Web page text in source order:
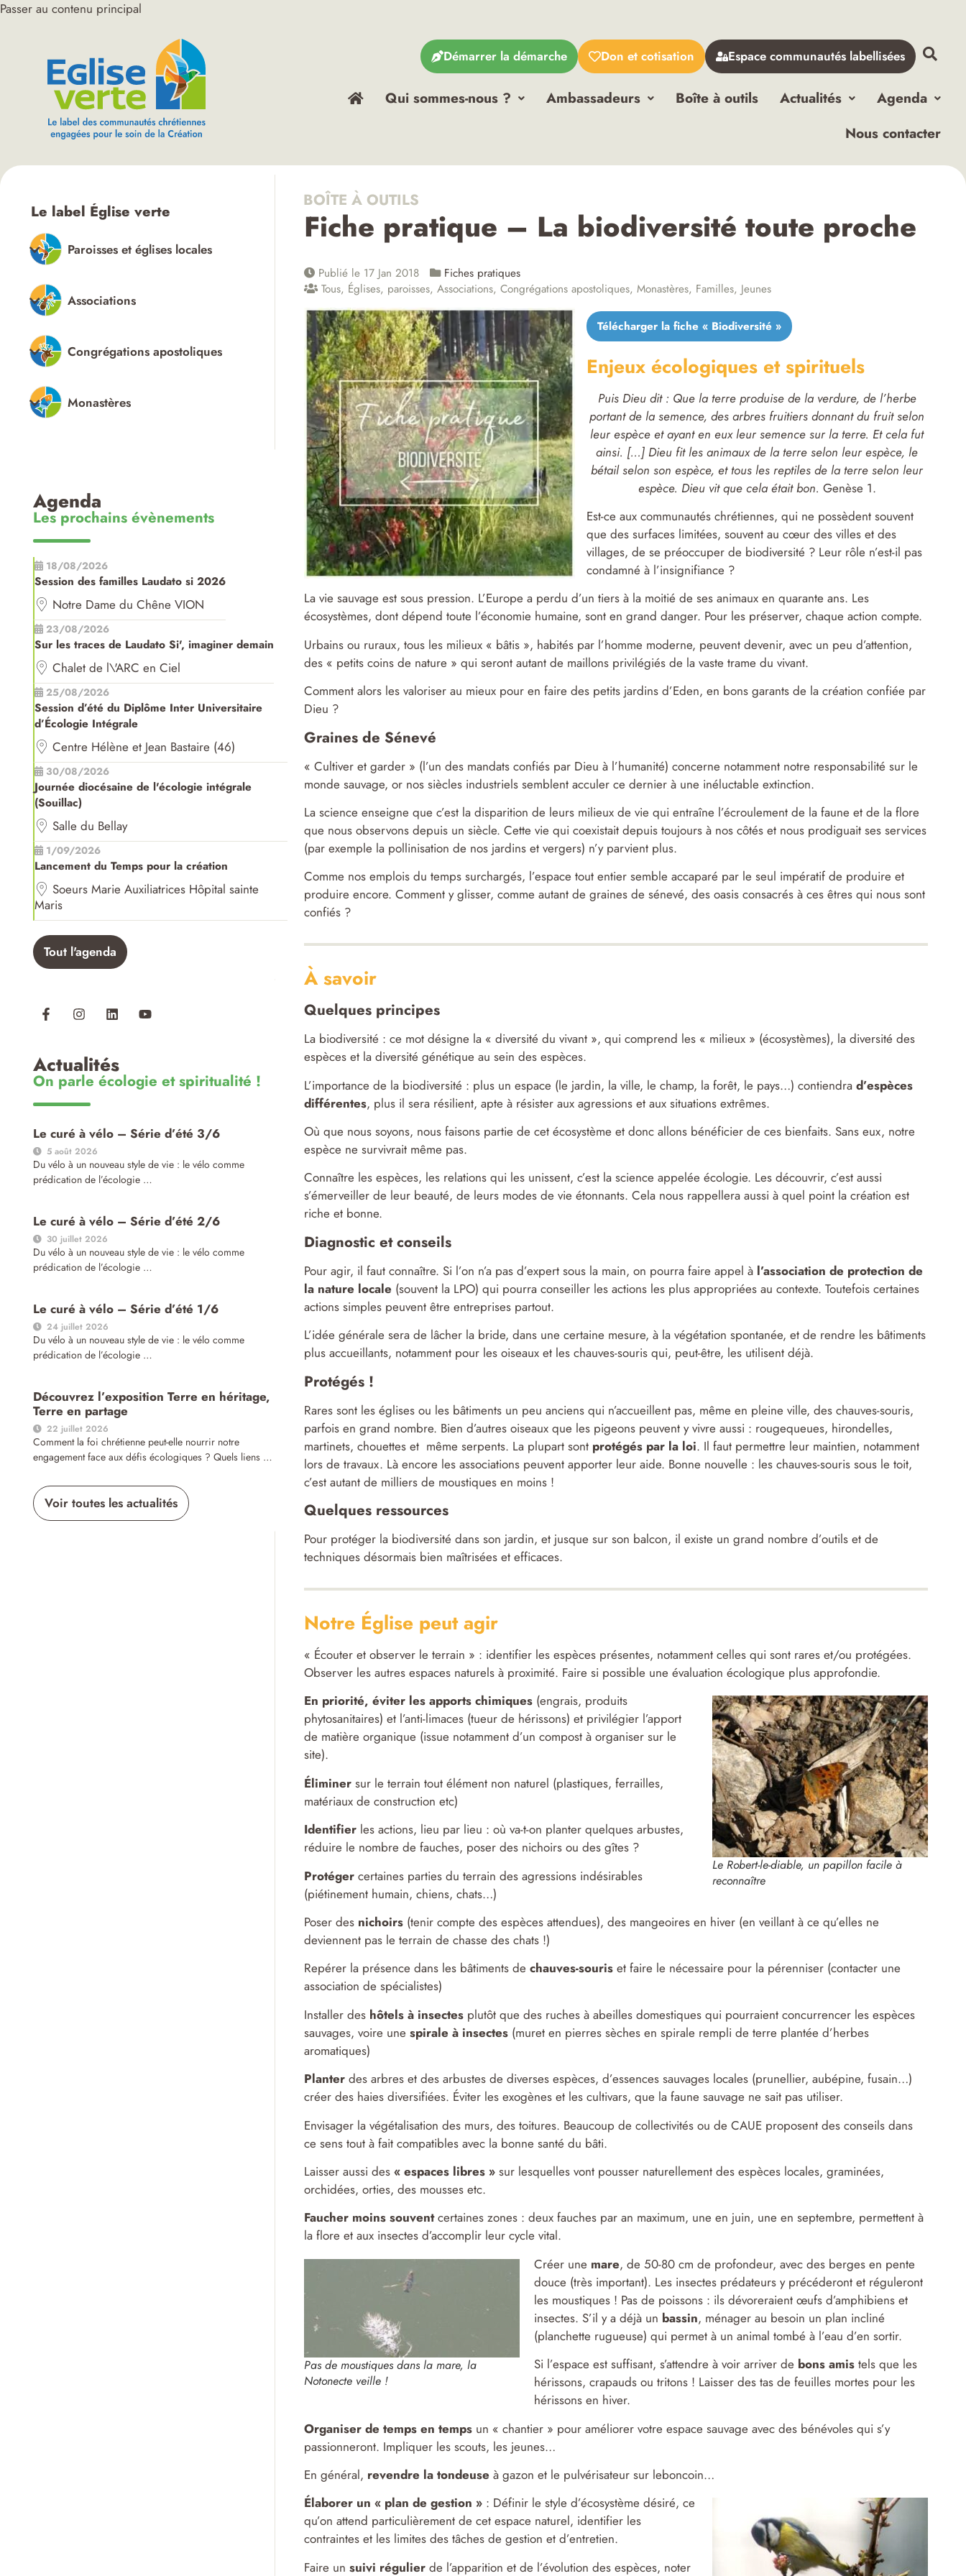
Passer au contenu principal
Démarrer la démarche Don et cotisation Espace communautés labellisées
Qui sommes-nous ? Ambassadeurs Boîte à outils Actualités
Agenda
Nous contacter
Le label Église verte
Paroisses et églises locales
Associations
Congrégations apostoliques
Monastères
Agenda
Les prochains évènements
18/08/2026
Session des familles Laudato si 2026
Notre Dame du Chêne VION
23/08/2026
Sur les traces de Laudato Si', imaginer demain
Chalet de l\'ARC en Ciel
25/08/2026
Session d’été du Diplôme Inter Universitaire
d’Écologie Intégrale
Centre Hélène et Jean Bastaire (46)
30/08/2026
Journée diocésaine de l'écologie intégrale
(Souillac)
Salle du Bellay
1/09/2026
Lancement du Temps pour la création
Soeurs Marie Auxiliatrices Hôpital sainte
Maris
Tout l'agenda
Actualités
On parle écologie et spiritualité !
Le curé à vélo – Série d’été 3/6
5 août 2026
Du vélo à un nouveau style de vie : le vélo comme
prédication de l’écologie …
Le curé à vélo – Série d’été 2/6
30 juillet 2026
Du vélo à un nouveau style de vie : le vélo comme
prédication de l’écologie …
Le curé à vélo – Série d’été 1/6
24 juillet 2026
Du vélo à un nouveau style de vie : le vélo comme
prédication de l’écologie …
Découvrez l’exposition Terre en héritage,
Terre en partage
22 juillet 2026
Comment la foi chrétienne peut-elle nourrir notre
engagement face aux défis écologiques ? Quels liens …
Voir toutes les actualités
BOÎTE À OUTILS
Fiche pratique – La biodiversité toute proche
Publié le 17 Jan 2018
Fiches pratiques
Tous, Églises, paroisses, Associations, Congrégations apostoliques, Monastères, Familles, Jeunes
Télécharger la fiche « Biodiversité »
Enjeux écologiques et spirituels
Puis Dieu dit : Que la terre produise de la verdure, de l’herbe
portant de la semence, des arbres fruitiers donnant du fruit selon
leur espèce et ayant en eux leur semence sur la terre. Et cela fut
ainsi. […] Dieu fit les animaux de la terre selon leur espèce, le
bétail selon son espèce, et tous les reptiles de la terre selon leur
espèce. Dieu vit que cela était bon. Genèse 1.
Est-ce aux communautés chrétiennes, qui ne possèdent souvent
que des surfaces limitées, souvent au cœur des villes et des
villages, de se préoccuper de biodiversité ? Leur rôle n’est-il pas
condamné à l’insignifiance ?
La vie sauvage est sous pression. L’Europe a perdu d’un tiers à la moitié de ses animaux en quarante ans. Les
écosystèmes, dont dépend toute l’économie humaine, sont en grand danger. Pour les préserver, chaque action compte.
Urbains ou ruraux, tous les milieux « bâtis », habités par l’homme moderne, peuvent devenir, avec un peu d’attention,
des « petits coins de nature » qui seront autant de maillons privilégiés de la vaste trame du vivant.
Comment alors les valoriser au mieux pour en faire des petits jardins d’Eden, en bons garants de la création confiée par
Dieu ?
Graines de Sénevé
« Cultiver et garder » (l’un des mandats confiés par Dieu à l’humanité) concerne notamment notre responsabilité sur le
monde sauvage, or nos siècles industriels semblent acculer ce dernier à une inéluctable extinction.
La science enseigne que c’est la disparition de leurs milieux de vie qui entraîne l’écroulement de la faune et de la flore
que nous observons depuis un siècle. Cette vie qui coexistait depuis toujours à nos côtés et nous prodiguait ses services
(par exemple la pollinisation de nos jardins et vergers) n’y parvient plus.
Comme nos emplois du temps surchargés, l’espace tout entier semble accaparé par le seul impératif de produire et
produire encore. Comment y glisser, comme autant de graines de sénevé, des oasis consacrés à ces êtres qui nous sont
confiés ?
À savoir
Quelques principes
La biodiversité : ce mot désigne la « diversité du vivant », qui comprend les « milieux » (écosystèmes), la diversité des
espèces et la diversité génétique au sein des espèces.
L’importance de la biodiversité : plus un espace (le jardin, la ville, le champ, la forêt, le pays…) contiendra d’espèces
différentes, plus il sera résilient, apte à résister aux agressions et aux situations extrêmes.
Où que nous soyons, nous faisons partie de cet écosystème et donc allons bénéficier de ces bienfaits. Sans eux, notre
espèce ne survivrait même pas.
Connaître les espèces, les relations qui les unissent, c’est la science appelée écologie. Les découvrir, c’est aussi
s’émerveiller de leur beauté, de leurs modes de vie étonnants. Cela nous rappellera aussi à quel point la création est
riche et bonne.
Diagnostic et conseils
Pour agir, il faut connaître. Si l’on n’a pas d’expert sous la main, on pourra faire appel à l’association de protection de
la nature locale (souvent la LPO) qui pourra conseiller les actions les plus appropriées au contexte. Toutefois certaines
actions simples peuvent être entreprises partout.
L’idée générale sera de lâcher la bride, dans une certaine mesure, à la végétation spontanée, et de rendre les bâtiments
plus accueillants, notamment pour les oiseaux et les chauves-souris qui, peut-être, les utilisent déjà.
Protégés !
Rares sont les églises ou les bâtiments un peu anciens qui n’accueillent pas, même en pleine ville, des chauves-souris,
parfois en grand nombre. Bien d’autres oiseaux que les pigeons peuvent y vivre aussi : rougequeues, hirondelles,
martinets, chouettes et même serpents. La plupart sont protégés par la loi. Il faut permettre leur maintien, notamment
lors de travaux. Là encore les associations peuvent apporter leur aide. Bonne nouvelle : les chauves-souris sous le toit,
c’est autant de milliers de moustiques en moins !
Quelques ressources
Pour protéger la biodiversité dans son jardin, et jusque sur son balcon, il existe un grand nombre d’outils et de
techniques désormais bien maîtrisées et efficaces.
Notre Église peut agir
« Écouter et observer le terrain » : identifier les espèces présentes, notamment celles qui sont rares et/ou protégées.
Observer les autres espaces naturels à proximité. Faire si possible une évaluation écologique plus approfondie.
Le Robert-le-diable, un papillon facile à
reconnaître
En priorité, éviter les apports chimiques(engrais, produits
phytosanitaires) et l’anti-limaces (tueur de hérissons) et privilégier l’apport
de matière organique (issue notamment d’un compost à organiser sur le
site).
Éliminersur le terrain tout élément non naturel (plastiques, ferrailles,
matériaux de construction etc)
Identifierles actions, lieu par lieu : où va-t-on planter quelques arbustes,
réduire le nombre de fauches, poser des nichoirs ou des gîtes ?
Protégercertaines parties du terrain des agressions indésirables
(piétinement humain, chiens, chats…)
Poser des nichoirs(tenir compte des espèces attendues), des mangeoires en hiver (en veillant à ce qu’elles ne
deviennent pas le terrain de chasse des chats !)
Repérer la présence dans les bâtiments de chauves-souriset faire le nécessaire pour la pérenniser (contacter une
association de spécialistes)
Installer des hôtels à insectesplutôt que des ruches à abeilles domestiques qui pourraient concurrencer les espèces
sauvages, voire une spirale à insectes(muret en pierres sèches en spirale rempli de terre plantée d’herbes
aromatiques)
Planter des arbres et des arbustes de diverses espèces, d’essences sauvages locales (prunellier, aubépine, fusain…)
créer des haies diversifiées. Éviter les exogènes et les cultivars, que la faune sauvage ne sait pas utiliser.
Envisager la végétalisation des murs, des toitures. Beaucoup de collectivités ou de CAUE proposent des conseils dans
ce sens tout à fait compatibles avec la bonne santé du bâti.
Laisser aussi des « espaces libres »sur lesquelles vont pousser naturellement des espèces locales, graminées,
orchidées, orties, des mousses etc.
Faucher moins souventcertaines zones : deux fauches par an maximum, une en juin, une en septembre, permettent à
la flore et aux insectes d’accomplir leur cycle vital.
Pas de moustiques dans la mare, la
Notonecte veille !
Créer une mare, de 50-80 cm de profondeur, avec des berges en pente
douce (très important). Les insectes prédateurs y précéderont et réguleront
les moustiques ! Pas de poissons : ils dévoreraient œufs d’amphibiens et
insectes. S’il y a déjà un bassin, ménager au besoin un plan incliné
(planchette rugueuse) qui permet à un animal tombé à l’eau d’en sortir.
Si l’espace est suffisant, s’attendre à voir arriver de bons amistels que les
hérissons, crapauds ou tritons ! Laisser des tas de feuilles mortes pour les
hérissons en hiver.
Organiser de temps en tempsun « chantier » pour améliorer votre espace sauvage avec des bénévoles qui s’y
passionneront. Impliquer les scouts, les jeunes…
En général, revendre la tondeuse à gazon et le pulvérisateur sur leboncoin…
Élaborer un « plan de gestion »: Définir le style d’écosystème désiré, ce
qu’on attend particulièrement de cet espace naturel, identifier les
contraintes et les limites des tâches de gestion et d’entretien.
Faire un suivi régulierde l’apparition et de l’évolution des espèces, noter